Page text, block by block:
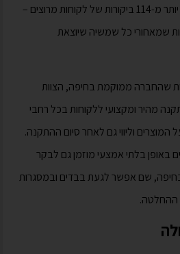
מתוך 5 כוכבים, המבוסס על יותר מ-114 ביקורות של לקוחות מרוצים –
שמאחורי כל שמשיה שיוצאת
שהחברה ממוקמת בחיפה, הצוות
מהיר ומקצועי ללקוחות בכל רחבי
וליווי גם לאחר סיום ההתקנה.
באופן בלתי אמצעי מוזמן גם לבקר
שם אפשר לגעת בבדים ובמסגרות
ההחלטה.